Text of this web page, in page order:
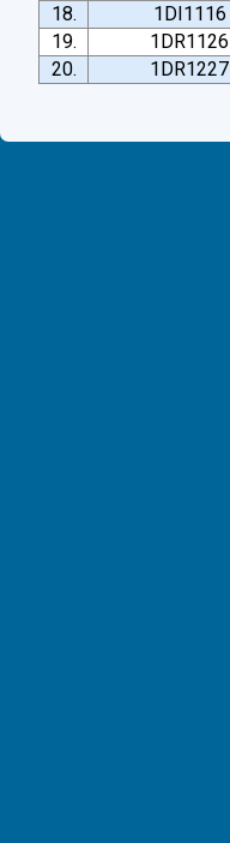
18.
1DI1116
19.
1DR1126
20.
1DR1227